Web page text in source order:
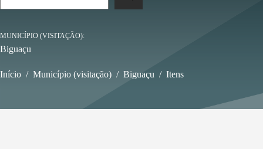
MUNICÍPIO (VISITAÇÃO)
Biguaçu
Início / Município (visitação) / Biguaçu / Itens